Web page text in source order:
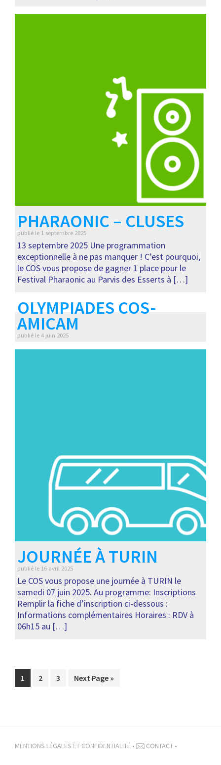
PHARAONIC – CLUSES
publié le 1 septembre 2025
13 septembre 2025 Une programmation
exceptionnelle à ne pas manquer ! C’est pourquoi,
le COS vous propose de gagner 1 place pour le
Festival Pharaonic au Parvis des Esserts à […]
OLYMPIADES COS-
AMICAM
publié le 4 juin 2025
JOURNÉE À TURIN
publié le 16 avril 2025
Le COS vous propose une journée à TURIN le
samedi 07 juin 2025. Au programme: Inscriptions
Remplir la fiche d’inscription ci-dessous :
Informations complémentaires Horaires : RDV à
06h15 au […]
Page
1 Page
2 Page
3
Go
Next Page »
MENTIONS LÉGALES ET CONFIDENTIALITÉ • CONTACT •